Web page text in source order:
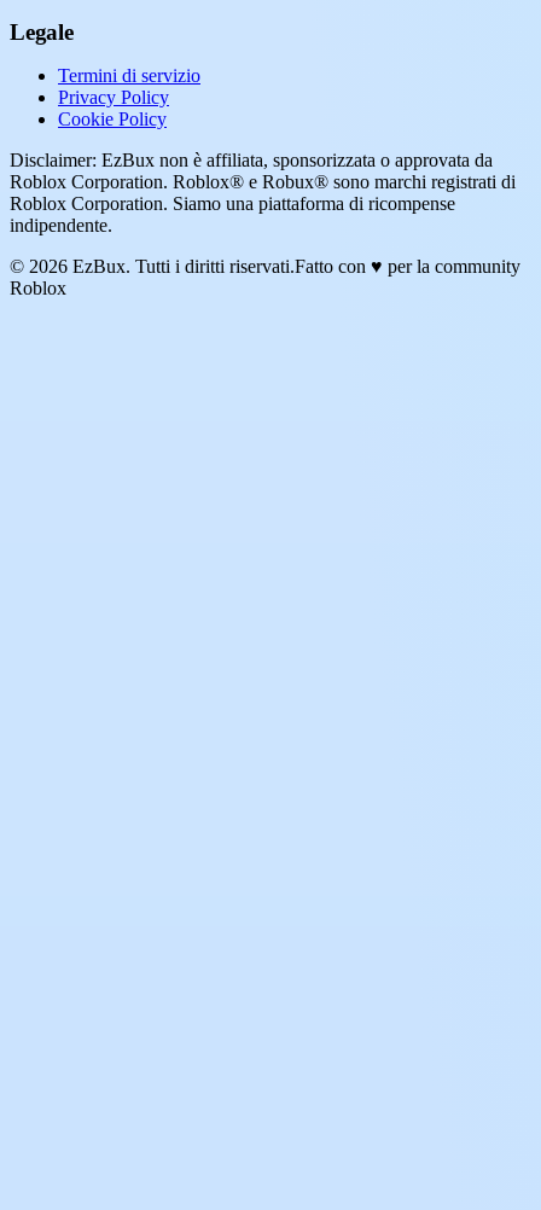
Legale
Termini di servizio
Privacy Policy
Cookie Policy
Disclaimer: EzBux non è affiliata, sponsorizzata o approvata da
Roblox Corporation. Roblox® e Robux® sono marchi registrati di
Roblox Corporation. Siamo una piattaforma di ricompense
indipendente.
© 2026 EzBux. Tutti i diritti riservati.Fatto con ♥ per la community
Roblox